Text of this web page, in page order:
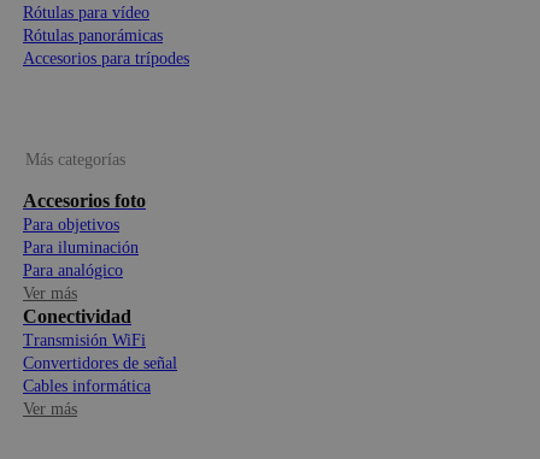
Rótulas para vídeo
Rótulas panorámicas
Accesorios para trípodes
Más categorías
Accesorios foto
Para objetivos
Para iluminación
Para analógico
Ver más
Conectividad
Transmisión WiFi
Convertidores de señal
Cables informática
Ver más